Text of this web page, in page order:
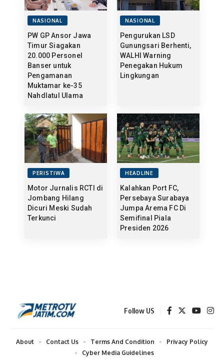
NASIONAL
PW GP Ansor Jawa
Timur Siagakan
20.000 Personel
Banser untuk
Pengamanan
Muktamar ke-35
Nahdlatul Ulama
NASIONAL
Pengurukan LSD
Gunungsari Berhenti,
WALHI Warning
Penegakan Hukum
Lingkungan
PERISTIWA
Motor Jurnalis RCTI di
Jombang Hilang
Dicuri Meski Sudah
Terkunci
HEADLINE
Kalahkan Port FC,
Persebaya Surabaya
Jumpa Arema FC Di
Semifinal Piala
Presiden 2026
Follow US
About Contact Us Terms And Condition
Privacy Policy
Cyber Media Guidelines